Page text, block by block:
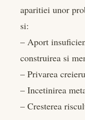
aparitiei unor
si:
– Aport
construirea si
– Privarea
– Incetinirea
– Cresterea